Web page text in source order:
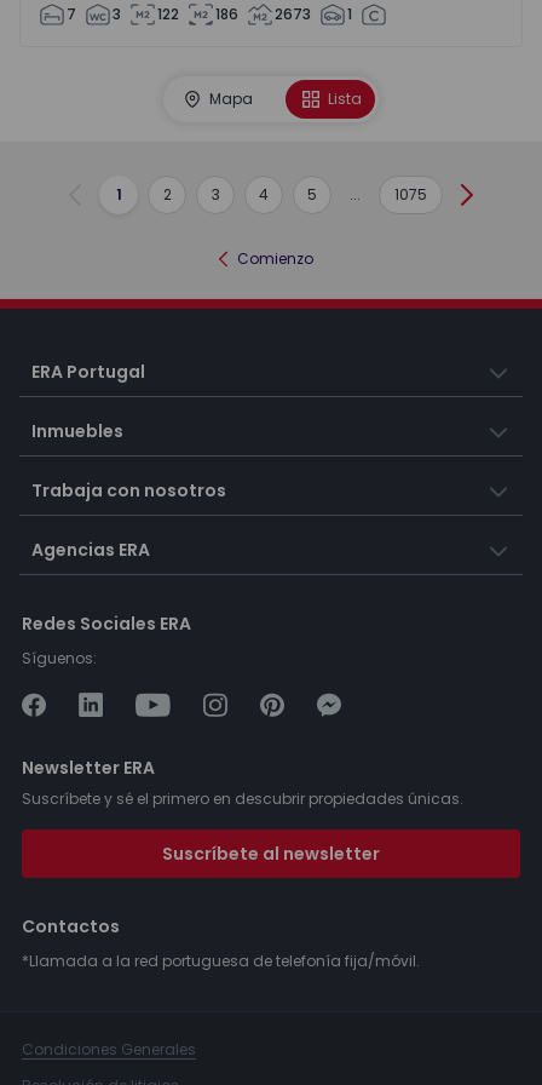
7 3 122 186 2673 1
Mapa Lista
Anterior
1 2 3 4 5 ... 1075
Comienzo
ERA Portugal
Inmuebles
Trabaja con nosotros
Agencias ERA
Redes Sociales ERA
Síguenos:
Newsletter ERA
Suscríbete y sé el primero en descubrir propiedades únicas.
Suscríbete al newsletter
Contactos
*Llamada a la red portuguesa de telefonía fija/móvil.
Condiciones Generales